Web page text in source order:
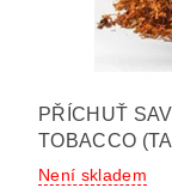
PŘÍCHUŤ
TOBACCO
Není skladem